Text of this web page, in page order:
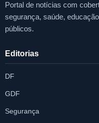
Portal de notícias com
segurança, saúde,
públicos.
Editorias
DF
GDF
Segurança